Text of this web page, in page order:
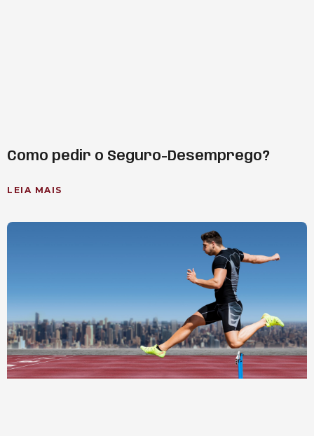
Como pedir o Seguro-Desemprego?
LEIA MAIS